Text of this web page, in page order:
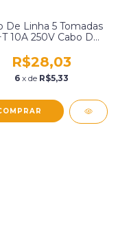
De Linha 5 Tomadas
10A 250V Cabo De
Qfl5
R$28,03
6 x de R$5,33